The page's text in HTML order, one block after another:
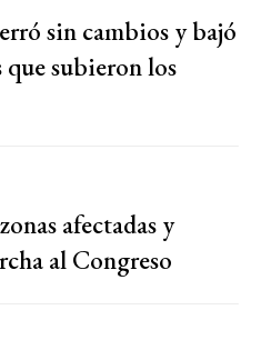
sin cambios y bajó
subieron los
afectadas y
al Congreso